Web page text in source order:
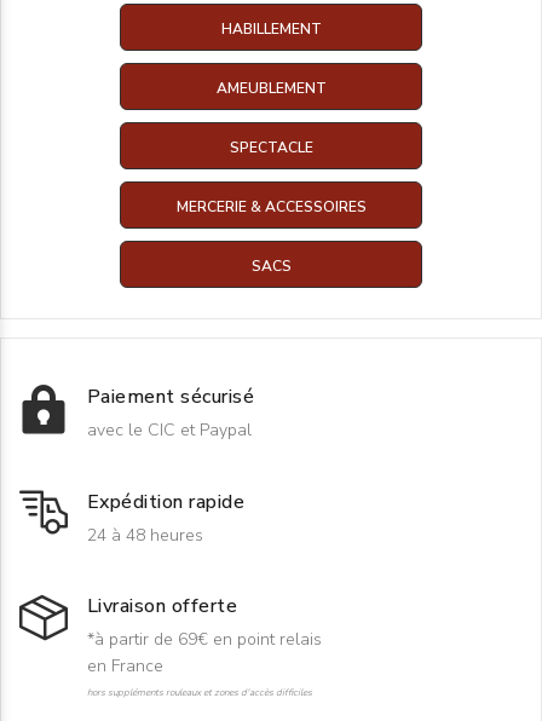
HABILLEMENT
AMEUBLEMENT
SPECTACLE
MERCERIE & ACCESSOIRES
SACS
Paiement sécurisé
avec le CIC et Paypal
Expédition rapide
24 à 48 heures
Livraison offerte
*à partir de 69€ en point relais
en France
hors suppléments rouleaux et zones d'accès difficiles